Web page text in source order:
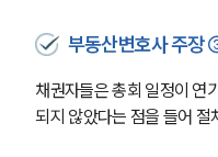
부동산변호사 주장
채권자들은 총회 일정이 연
되지 않았다는 점을 들어 절